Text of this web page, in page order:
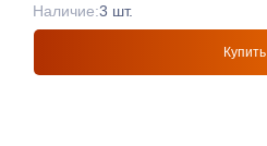
Купить
Наличие:3 шт.